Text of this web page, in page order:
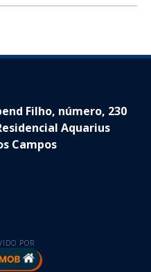
Filho, número, 230
Aquarius
Campos
POR